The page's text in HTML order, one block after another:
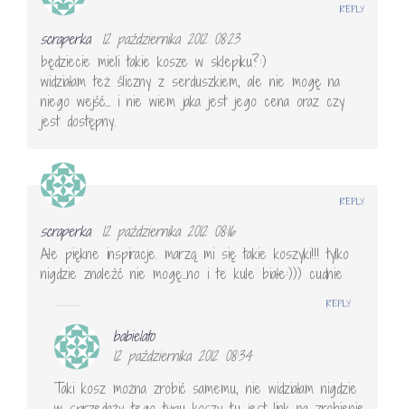
scraperka
12 października 2012 08:23
będziecie mieli takie kosze w sklepiku?:)
widziałam też śliczny z serduszkiem, ale nie mogę na
niego wejść… i nie wiem jaka jest jego cena oraz czy
jest dostępny.
REPLY
scraperka
12 października 2012 08:16
Ale piękne inspiracje. marzą mi się takie koszyki!!! tylko
nigdzie znaleźć nie mogę…no i te kule białe:))) cudnie
REPLY
babielato
12 października 2012 08:34
Taki kosz można zrobić samemu, nie widziałam nigdzie
REPLY